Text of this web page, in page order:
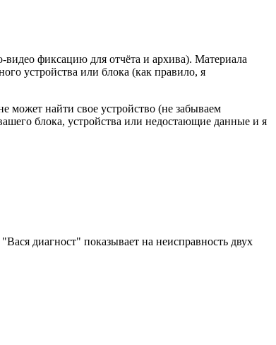
видео фиксацию для отчёта и архива). Материала
устройства или блока (как правило, я
может найти свое устройство (не забываем
блока, устройства или недостающие данные и я
диагност" показывает на неисправность двух